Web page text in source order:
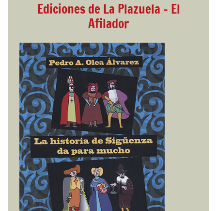
Ediciones de La Plazuela - El
Afilador